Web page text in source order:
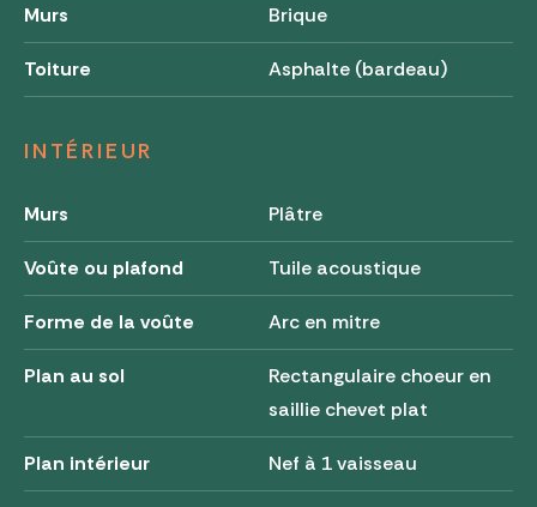
Murs Brique
Toiture Asphalte (bardeau)
INTÉRIEUR
Murs Plâtre
Voûte ou plafond Tuile acoustique
Forme de la voûte Arc en mitre
Plan au sol
Rectangulaire choeur en
saillie chevet plat
Plan intérieur Nef à 1 vaisseau